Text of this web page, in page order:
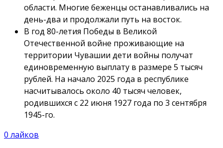
области. Многие беженцы останавливались на
день-два и продолжали путь на восток.
В год 80-летия Победы в Великой
Отечественной войне проживающие на
территории Чувашии дети войны получат
единовременную выплату в размере 5 тысяч
рублей. На начало 2025 года в республике
насчитывалось около 40 тысяч человек,
родившихся с 22 июня 1927 года по 3 сентября
1945-го.
0 лайков